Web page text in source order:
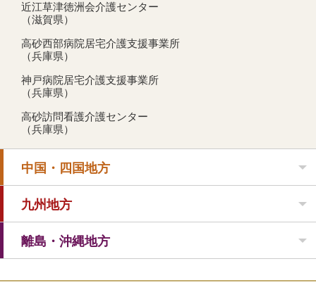
近江草津徳洲会介護センター
（滋賀県）
高砂西部病院居宅介護支援事業所
（兵庫県）
神戸病院居宅介護支援事業所
（兵庫県）
高砂訪問看護介護センター
（兵庫県）
中国・四国地方
九州地方
離島・沖縄地方